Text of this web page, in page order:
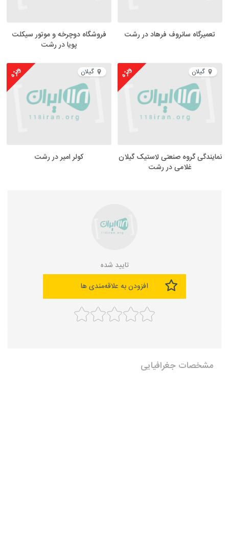
تعمیرگاه سانروف فرهاد در رشت
فروشگاه دوچرخه و موتور سیکلت
پویا در رشت
گیلان ویژه
نمایندگی گروه صنعتی لاستیک گیلان
غلامی در رشت
گیلان ویژه
کولر امیر در رشت
تایید شده
افزودن به علاقه‌مندی ها
مشخصات جغرافیایی